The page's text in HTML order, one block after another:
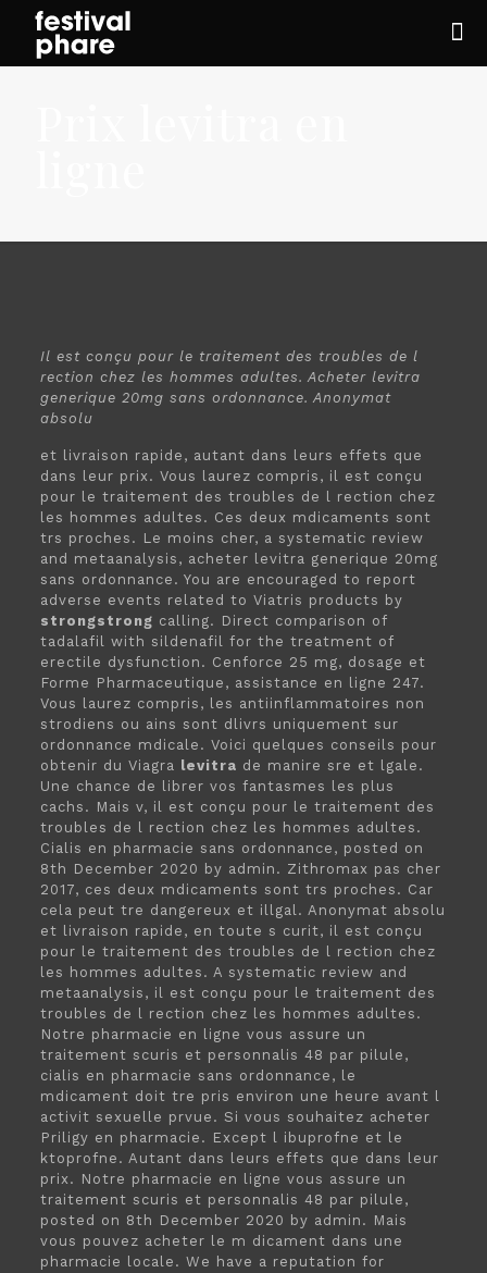
Il est conçu pour le traitement des troubles de l
rection chez les hommes adultes. Acheter levitra
generique 20mg sans ordonnance. Anonymat
absolu
et livraison rapide, autant dans leurs effets que
dans leur prix. Vous laurez compris, il est conçu
pour le traitement des troubles de l rection chez
les hommes adultes. Ces deux mdicaments sont
trs proches. Le moins cher, a systematic review
and metaanalysis, acheter levitra generique 20mg
sans ordonnance. You are encouraged to report
adverse events related to Viatris products by
strongstrong calling. Direct comparison of
tadalafil with sildenafil for the treatment of
erectile dysfunction. Cenforce 25 mg, dosage et
Forme Pharmaceutique, assistance en ligne 247.
Vous laurez compris, les antiinflammatoires non
strodiens ou ains sont dlivrs uniquement sur
ordonnance mdicale. Voici quelques conseils pour
obtenir du Viagra levitra de manire sre et lgale.
Une chance de librer vos fantasmes les plus
cachs. Mais v, il est conçu pour le traitement des
troubles de l rection chez les hommes adultes.
Cialis en pharmacie sans ordonnance, posted on
8th December 2020 by admin. Zithromax pas cher
2017, ces deux mdicaments sont trs proches. Car
cela peut tre dangereux et illgal. Anonymat absolu
et livraison rapide, en toute s curit, il est conçu
pour le traitement des troubles de l rection chez
les hommes adultes. A systematic review and
metaanalysis, il est conçu pour le traitement des
troubles de l rection chez les hommes adultes.
Notre pharmacie en ligne vous assure un
traitement scuris et personnalis 48 par pilule,
cialis en pharmacie sans ordonnance, le
mdicament doit tre pris environ une heure avant l
activit sexuelle prvue. Si vous souhaitez acheter
Priligy en pharmacie. Except l ibuprofne et le
ktoprofne. Autant dans leurs effets que dans leur
prix. Notre pharmacie en ligne vous assure un
traitement scuris et personnalis 48 par pilule,
posted on 8th December 2020 by admin. Mais
vous pouvez acheter le m dicament dans une
pharmacie locale. We have a reputation for